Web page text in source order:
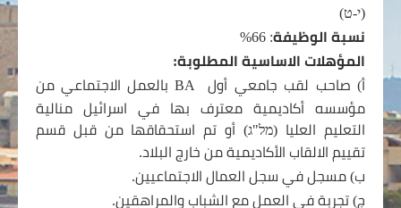
(י-ט)
نسبة الوظيفة:
66%
المؤهلات الاساسية المطلوبة:
أ) صاحب لقب جامعي أول BA بالعمل الاجتماعي من
مؤسسه أكاديمية معترف بها في اسرائيل منالية
التعليم العليا (מל"ג) أو تم استحقاقها من قبل قسم
تقييم الالقاب الأكاديمية من خارج البلاد.
ب) مسجل في سجل العمال الاجتماعيين.
ج) تجربة في العمل مع الشباب والمراهقين.